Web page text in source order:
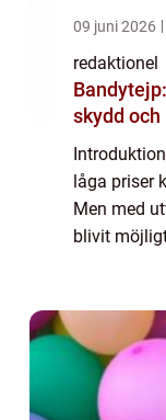
09 juni 2026
redaktionel
skydd
låga priser
Men med
blivit